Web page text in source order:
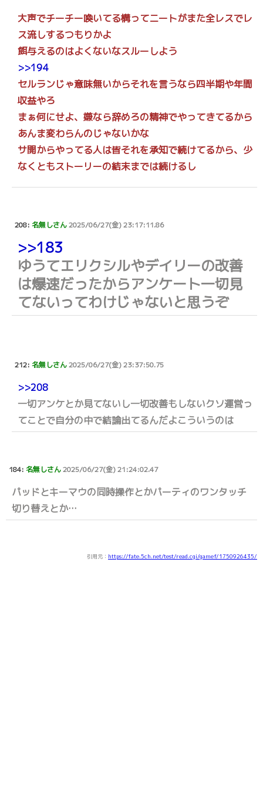
大声でチーチー喚いてる構ってニートがまた全レスでレ
ス流しするつもりかよ
餌与えるのはよくないなスルーしよう
>>194
セルランじゃ意味無いからそれを言うなら四半期や年間
収益やろ
まぁ何にせよ、嫌なら辞めろの精神でやってきてるから
あんま変わらんのじゃないかな
サ開からやってる人は皆それを承知で続けてるから、少
なくともストーリーの結末までは続けるし
208: 名無しさん2025/06/27(金) 23:17:11.86
>>183
ゆうてエリクシルやデイリーの改善
は爆速だったからアンケート一切見
てないってわけじゃないと思うぞ
212: 名無しさん2025/06/27(金) 23:37:50.75
>>208
一切アンケとか見てないし一切改善もしないクソ運営っ
てことで自分の中で結論出てるんだよこういうのは
184: 名無しさん2025/06/27(金) 21:24:02.47
パッドとキーマウの同時操作とかパーティのワンタッチ
切り替えとか…
引用元： https://fate.5ch.net/test/read.cgi/gamef/1750926435/